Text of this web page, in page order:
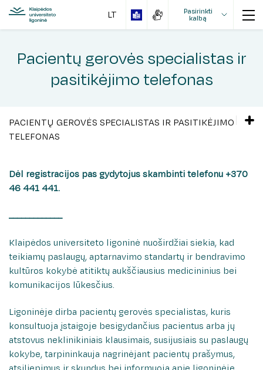
Išankstinė registracija
Anesteziologijos ir intensyviosios terapijos klinika
Moters ir vaiko klinika
Nefrourologijos klinika
Neurologijos klinika
Onkologijos ir hematologijos klinika
Ortopedijos traumatologijos klinika
Slaugos ir palaikomojo gydymo klinika
Mokamos paslaugos
„Žaliasis koridorius“ onkologiniams pacientams
Vidaus tvarkos taisyklės
Pacientų lankymo tvarka
Informacijos apie pacientą teikimo tvarka
Pasirinkti
kalbą
Pacientų gerovės specialistas ir
pasitikėjimo telefonas
PACIENTŲ GEROVĖS SPECIALISTAS IR PASITIKĖJIMO
TELEFONAS
Elektroninė registracija pas gydytojus
Nemokamos paslaugos
Mokamos paslaugos
Medicininės reabilitacijos paslaugas teikiančios
įstaigos
Dėl registracijos pas gydytojus skambinti telefonu +370
46 441 441.
_____________
Klaipėdos universiteto ligoninė nuoširdžiai siekia, kad
teikiamų paslaugų, aptarnavimo standartų ir bendravimo
kultūros kokybė atitiktų aukščiausius medicininius bei
komunikacijos lūkesčius.
Ligoninėje dirba pacientų gerovės specialistas, kuris
konsultuoja įstaigoje besigydančius pacientus arba jų
atstovus neklinikiniais klausimais, susijusiais su paslaugų
kokybe, tarpininkauja nagrinėjant pacientų prašymus,